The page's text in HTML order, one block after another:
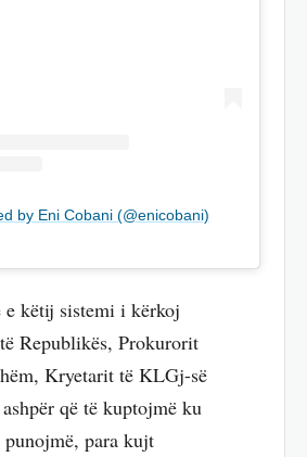
by Eni Cobani (@enicobani)
e këtij sistemi i kërkoj
Republikës, Prokurorit
Kryetarit të KLGj-së
që të kuptojmë ku
para kujt